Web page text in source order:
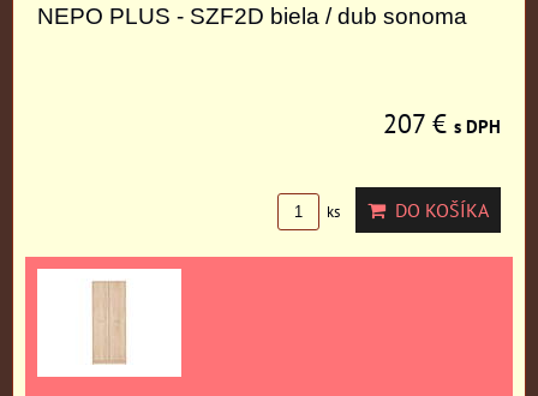
NEPO PLUS - SZF2D biela / dub sonoma
207 € s DPH
ks DO KOŠÍKA